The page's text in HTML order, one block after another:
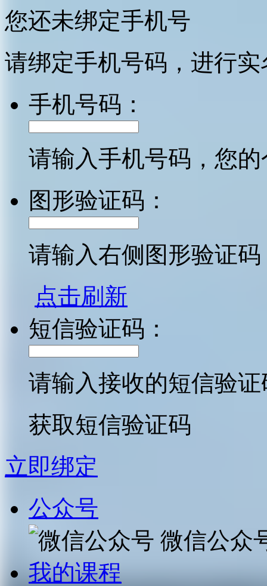
您还未绑定手机号
请绑定手机号码，进行
手机号码：
请输入手机号码，您
图形验证码：
请输入右侧图形验证码
点击刷新
短信验证码：
请输入接收的短信验证
获取短信验证码
立即绑定
公众号
微信公众
我的课程